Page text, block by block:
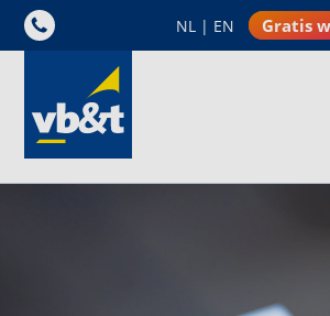
NL | EN Gratis